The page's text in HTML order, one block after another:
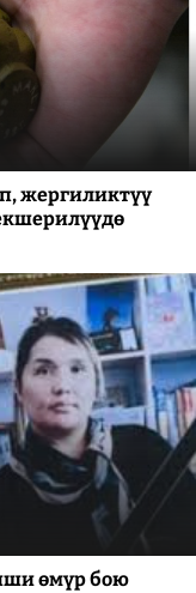
жергиликтүү
өмүр бою